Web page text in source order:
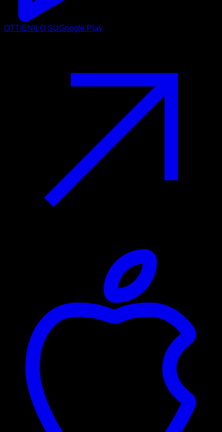
OTTIENILO SUGoogle Play